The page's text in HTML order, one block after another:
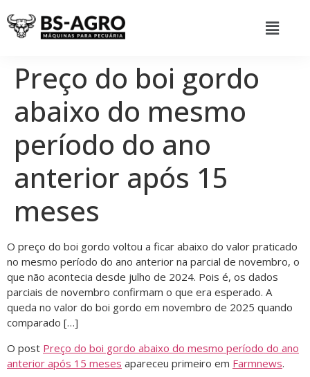
Preço do boi gordo
abaixo do mesmo
período do ano
anterior após 15
meses
O preço do boi gordo voltou a ficar abaixo do valor praticado
no mesmo período do ano anterior na parcial de novembro, o
que não acontecia desde julho de 2024. Pois é, os dados
parciais de novembro confirmam o que era esperado. A
queda no valor do boi gordo em novembro de 2025 quando
comparado […]
O post Preço do boi gordo abaixo do mesmo período do ano
anterior após 15 meses apareceu primeiro em Farmnews.